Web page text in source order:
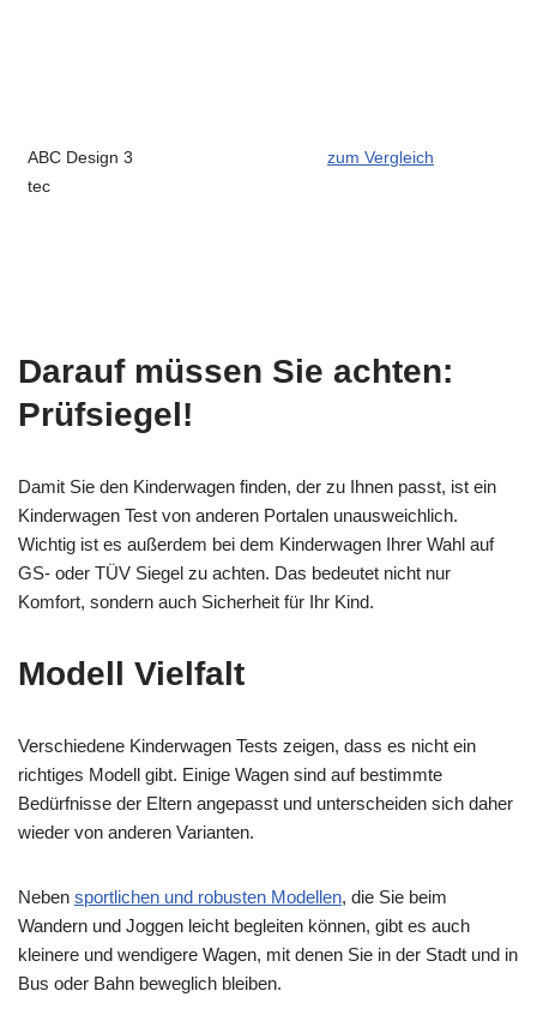
ABC Design 3
tec
zum Vergleich
Darauf müssen Sie achten:
Prüfsiegel!
Damit Sie den Kinderwagen finden, der zu Ihnen passt, ist ein
Kinderwagen Test von anderen Portalen unausweichlich.
Wichtig ist es außerdem bei dem Kinderwagen Ihrer Wahl auf
GS- oder TÜV Siegel zu achten. Das bedeutet nicht nur
Komfort, sondern auch Sicherheit für Ihr Kind.
Modell Vielfalt
Verschiedene Kinderwagen Tests zeigen, dass es nicht ein
richtiges Modell gibt. Einige Wagen sind auf bestimmte
Bedürfnisse der Eltern angepasst und unterscheiden sich daher
wieder von anderen Varianten.
Neben sportlichen und robusten Modellen, die Sie beim
Wandern und Joggen leicht begleiten können, gibt es auch
kleinere und wendigere Wagen, mit denen Sie in der Stadt und in
Bus oder Bahn beweglich bleiben.